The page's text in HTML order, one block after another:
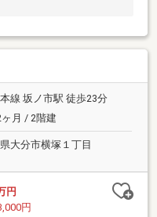
線 坂ノ市駅 徒歩23分
月 / 2階建
大分市横塚１丁目
円
円